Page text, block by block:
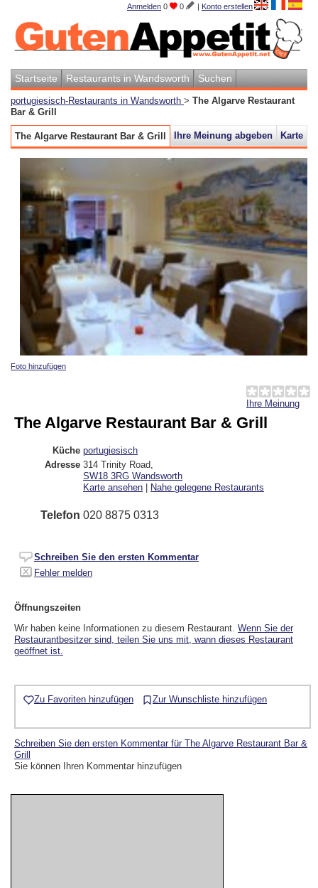
Anmelden 0 0 | Konto erstellen
Startseite Restaurants in Wandsworth Suchen
portugiesisch-Restaurants in Wandsworth > The Algarve Restaurant
Bar & Grill
The Algarve Restaurant Bar & Grill Ihre Meinung abgeben Karte
Foto hinzufügen
Ihre Meinung
The Algarve Restaurant Bar & Grill
Küche portugiesisch
Adresse 314 Trinity Road,
SW18 3RG Wandsworth
Karte ansehen
Nahe gelegene Restaurants
Telefon 020 8875 0313
Schreiben Sie den ersten Kommentar
Fehler melden
Öffnungszeiten
Wir haben keine Informationen zu diesem Restaurant. Wenn Sie der
Restaurantbesitzer sind, teilen Sie uns mit, wann dieses Restaurant
geöffnet ist.
Zu Favoriten hinzufügen Zur Wunschliste hinzufügen
Schreiben Sie den ersten Kommentar für The Algarve Restaurant Bar &
Grill
Sie können Ihren Kommentar hinzufügen